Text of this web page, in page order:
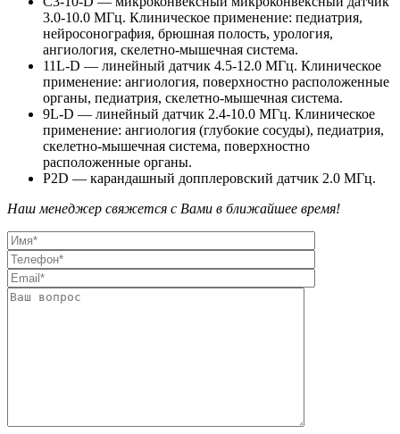
3.0-10.0 МГц. Клиническое применение: педиатрия,
нейросонография, брюшная полость, урология,
ангиология, скелетно-мышечная система.
11L-D — линейный датчик 4.5-12.0 МГц. Клиническое
применение: ангиология, поверхностно расположенные
органы, педиатрия, скелетно-мышечная система.
9L-D — линейный датчик 2.4-10.0 МГц. Клиническое
применение: ангиология (глубокие сосуды), педиатрия,
скелетно-мышечная система, поверхностно
расположенные органы.
P2D — карандашный допплеровский датчик 2.0 МГц.
Наш менеджер свяжется с Вами в ближайшее время!